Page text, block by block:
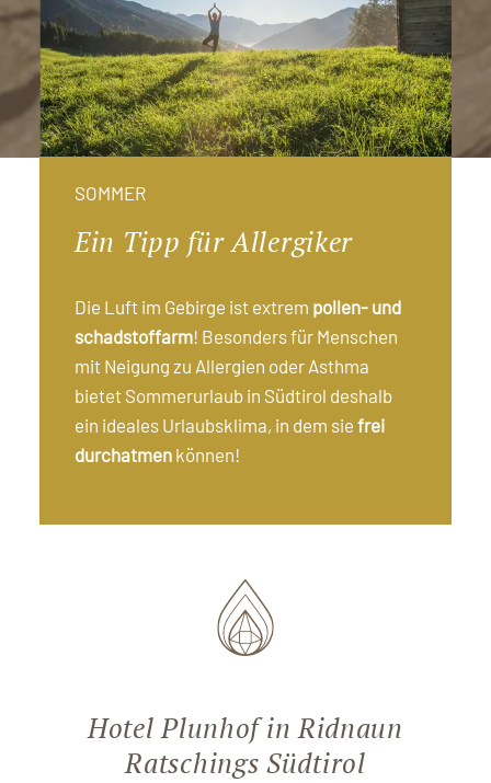
SOMMER
Ein Tipp für Allergiker
Die Luft im Gebirge ist extrem pollen- und
schadstoffarm! Besonders für Menschen
mit Neigung zu Allergien oder Asthma
bietet Sommerurlaub in Südtirol deshalb
ein ideales Urlaubsklima, in dem sie frei
durchatmen können!
Hotel Plunhof in Ridnaun
Ratschings Südtirol